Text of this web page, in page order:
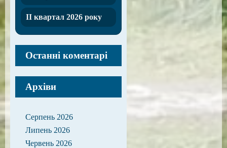
ІІ квартал 2026 року
Останні коментарі
Архіви
Серпень 2026
Липень 2026
Червень 2026